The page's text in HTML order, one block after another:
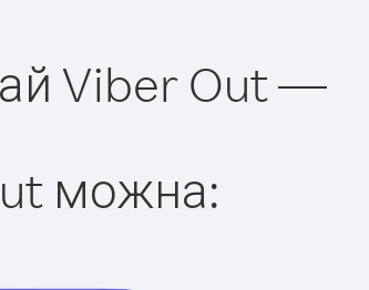
Viber Out —
можна: